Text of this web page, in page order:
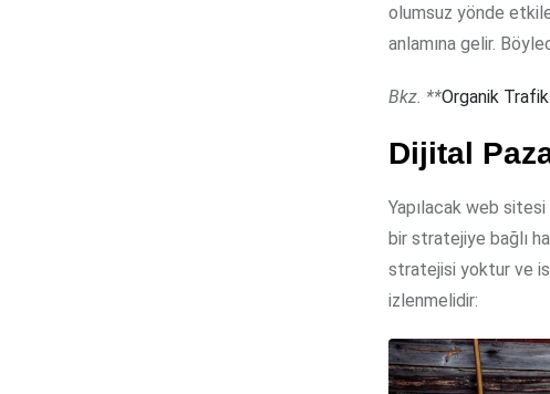
olumsuz yönde
anlamına gelir.
Bkz. **Organik
Dijital
Yapılacak web sitesi
bir stratejiye bağlı
stratejisi yoktur ve
izlenmelidir: